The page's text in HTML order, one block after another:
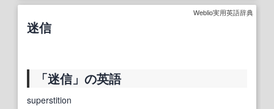
Weblio実用英語辞典
迷信
「迷信」の英語
superstition